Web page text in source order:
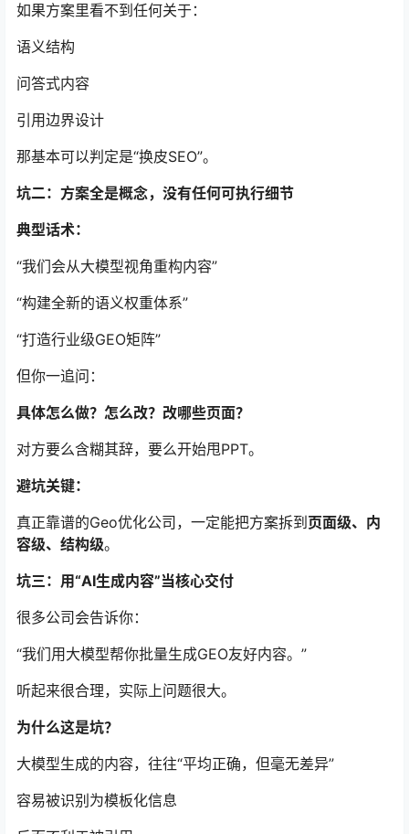
如果方案里看不到任何关于：
语义结构
问答式内容
引用边界设计
那基本可以判定是“换皮SEO”。
坑二：方案全是概念，没有任何可执行细节
典型话术：
“我们会从大模型视角重构内容”
“构建全新的语义权重体系”
“打造行业级GEO矩阵”
但你一追问：
具体怎么做？怎么改？改哪些页面？
对方要么含糊其辞，要么开始甩PPT。
避坑关键：
真正靠谱的Geo优化公司，一定能把方案拆到 页面级、内
容级、结构级。
坑三：用“AI生成内容”当核心交付
很多公司会告诉你：
“我们用大模型帮你批量生成GEO友好内容。”
听起来很合理，实际上问题很大。
为什么这是坑？
大模型生成的内容，往往“平均正确，但毫无差异”
容易被识别为模板化信息